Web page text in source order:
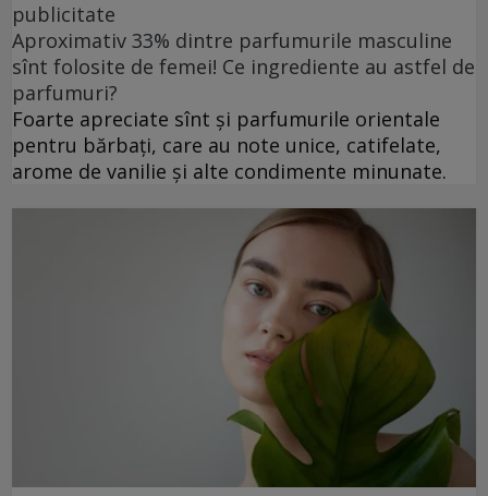
publicitate
Aproximativ 33% dintre parfumurile masculine
sînt folosite de femei! Ce ingrediente au astfel de
parfumuri?
Foarte apreciate sînt și parfumurile orientale
pentru bărbați, care au note unice, catifelate,
arome de vanilie și alte condimente minunate.